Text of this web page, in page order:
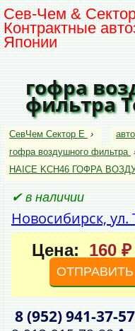
Сев-Чем &
Контрактные
Японии
гофра
фильтра
СевЧем Сектор Е ›
гофра воздушного фильтра
HAICE KCH46 ГОФРА
✔ в наличии
Новосибирск, ул.
Цена: 160 ₽
8 (952)941‑37‑57